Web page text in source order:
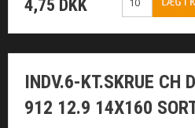
4,75 DKK
INDV.6-KT.SKRUE CH
912 12.9 14X160